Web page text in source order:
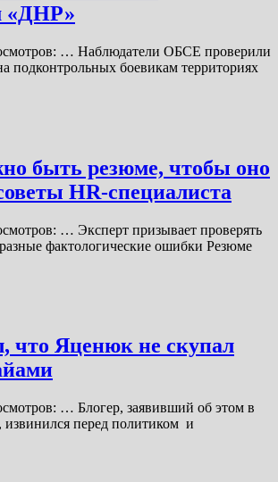
«ДНР»
… Наблюдатели ОБСЕ проверили
подконтрольных боевикам территориях
быть резюме, чтобы оно
HR-специалиста
… Эксперт призывает проверять
фактологические ошибки Резюме
что Яценюк не скупал
… Блогер, заявивший об этом в
извинился перед политиком и